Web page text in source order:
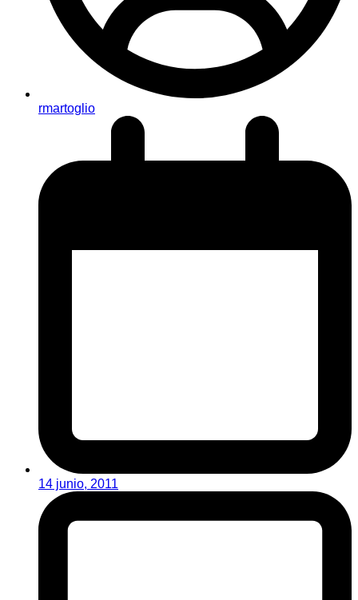
rmartoglio
14 junio, 2011